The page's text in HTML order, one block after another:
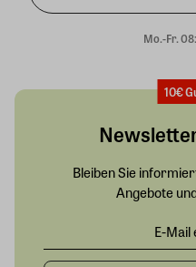
Mo.-Fr.
10€
Bleiben Sie
Angebote